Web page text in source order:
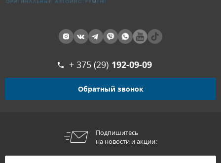
+ 375 (29) 192-09-09
Обратный звонок
Подпишитесь
на новости и акции: